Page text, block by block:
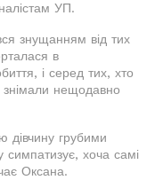
УП.
знущанням від тих
в
і серед тих, хто
знімали нещодавно
дівчину грубими
хоча самі
Оксана.